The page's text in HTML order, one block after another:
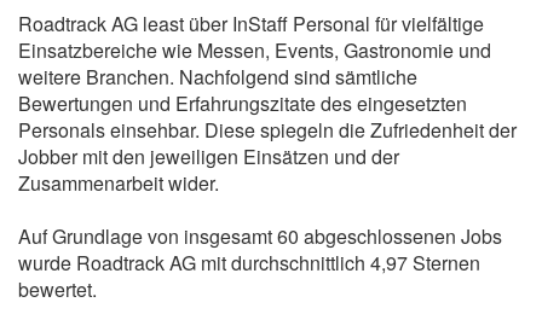
Roadtrack AG least über InStaff Personal für vielfältige
Einsatzbereiche wie Messen, Events, Gastronomie und
weitere Branchen. Nachfolgend sind sämtliche
Bewertungen und Erfahrungszitate des eingesetzten
Personals einsehbar. Diese spiegeln die Zufriedenheit der
Jobber mit den jeweiligen Einsätzen und der
Zusammenarbeit wider.
Auf Grundlage von insgesamt 60 abgeschlossenen Jobs
wurde Roadtrack AG mit durchschnittlich 4,97 Sternen
bewertet.